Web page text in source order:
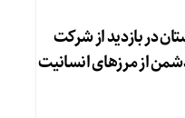
در بازدید از شرکت
از مرزهای انسانیت